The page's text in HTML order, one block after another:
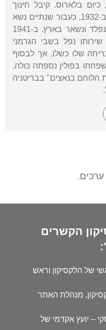
כיום בלארוס. קיבל חינוך
יהודי מסורתי. הגיע לארץ כתייר ב-1932, כעבור שנתיים נשא
לאישה את הציירת יהודית בלומנפלד ונשאר בארץ. ב-1941
נפל בשבי הגרמני
שלו כשלו, אך לבסוף
משפחתו בפולין נספתה כולה.
הלוחם בנאצים" בבריטניה
הקשרים
של הלקסיקון וראש
מנהלת האתר
– יועץ אקדמי של